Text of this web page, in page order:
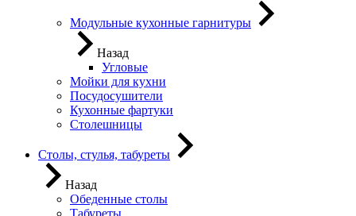
Модульные кухонные гарнитуры
Назад
Угловые
Мойки для кухни
Посудосушители
Кухонные фартуки
Столешницы
Столы, стулья, табуреты
Назад
Обеденные столы
Табуреты